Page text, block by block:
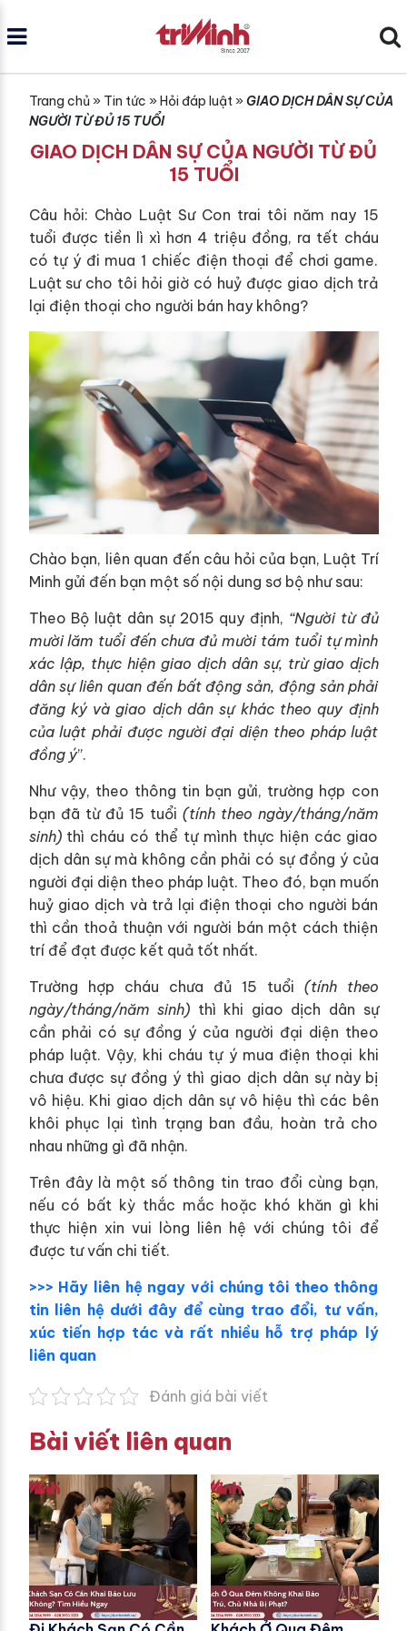
Trang chủ» Tin tức » Hỏi đáp luật» GIAO DỊCH DÂN SỰ CỦA
NGƯỜI TỪ ĐỦ 15 TUỔI
GIAO DỊCH DÂN SỰ CỦA NGƯỜI TỪ ĐỦ
15 TUỔI
Câu hỏi: Chào Luật Sư Con trai tôi năm nay 15
tuổi được tiền lì xì hơn 4 triệu đồng, ra tết cháu
có tự ý đi mua 1 chiếc điện thoại để chơi game.
Luật sư cho tôi hỏi giờ có huỷ được giao dịch trả
lại điện thoại cho người bán hay không?
Chào bạn, liên quan đến câu hỏi của bạn, Luật Trí
Minh gửi đến bạn một số nội dung sơ bộ như sau:
Theo Bộ luật dân sự 2015 quy định, “Người từ đủ
mười lăm tuổi đến chưa đủ mười tám tuổi tự mình
xác lập, thực hiện giao dịch dân sự, trừ giao dịch
dân sự liên quan đến bất động sản, động sản phải
đăng ký và giao dịch dân sự khác theo quy định
của luật phải được người đại diện theo pháp luật
đồng ý”.
Như vậy, theo thông tin bạn gửi, trường hợp con
bạn đã từ đủ 15 tuổi (tính theo ngày/tháng/năm
sinh)thì cháu có thể tự mình thực hiện các giao
dịch dân sự mà không cần phải có sự đồng ý của
người đại diện theo pháp luật. Theo đó, bạn muốn
huỷ giao dịch và trả lại điện thoại cho người bán
thì cần thoả thuận với người bán một cách thiện
trí để đạt được kết quả tốt nhất.
Trường hợp cháu chưa đủ 15 tuổi (tính theo
ngày/tháng/năm sinh) thì khi giao dịch dân sự
cần phải có sự đồng ý của người đại diện theo
pháp luật. Vậy, khi cháu tự ý mua điện thoại khi
chưa được sự đồng ý thì giao dịch dân sự này bị
vô hiệu. Khi giao dịch dân sự vô hiệu thì các bên
khôi phục lại tình trạng ban đầu, hoàn trả cho
nhau những gì đã nhận.
Trên đây là một số thông tin trao đổi cùng bạn,
nếu có bất kỳ thắc mắc hoặc khó khăn gì khi
thực hiện xin vui lòng liên hệ với chúng tôi để
được tư vấn chi tiết.
>>> Hãy liên hệ ngay với chúng tôi theo thông
tin liên hệ dưới đây để cùng trao đổi, tư vấn,
xúc tiến hợp tác và rất nhiều hỗ trợ pháp lý
liên quan
Đánh giá bài viết
Bài viết liên quan